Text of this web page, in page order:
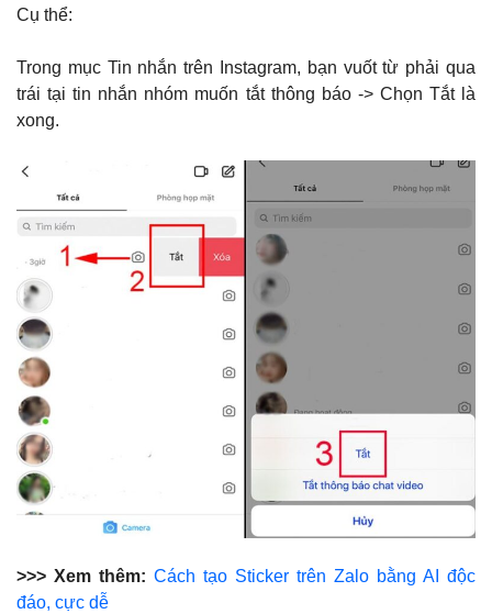
Cụ thể:
Trong mục Tin nhắn trên Instagram, bạn vuốt từ phải qua
trái tại tin nhắn nhóm muốn tắt thông báo -> Chọn Tắt là
xong.
>>> Xem thêm: Cách tạo Sticker trên Zalo bằng AI độc
đáo, cực dễ